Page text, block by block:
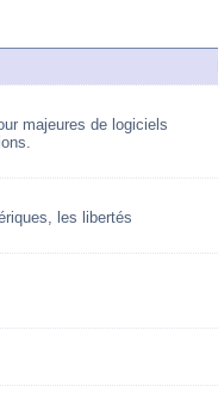
majeures de logiciels
les libertés